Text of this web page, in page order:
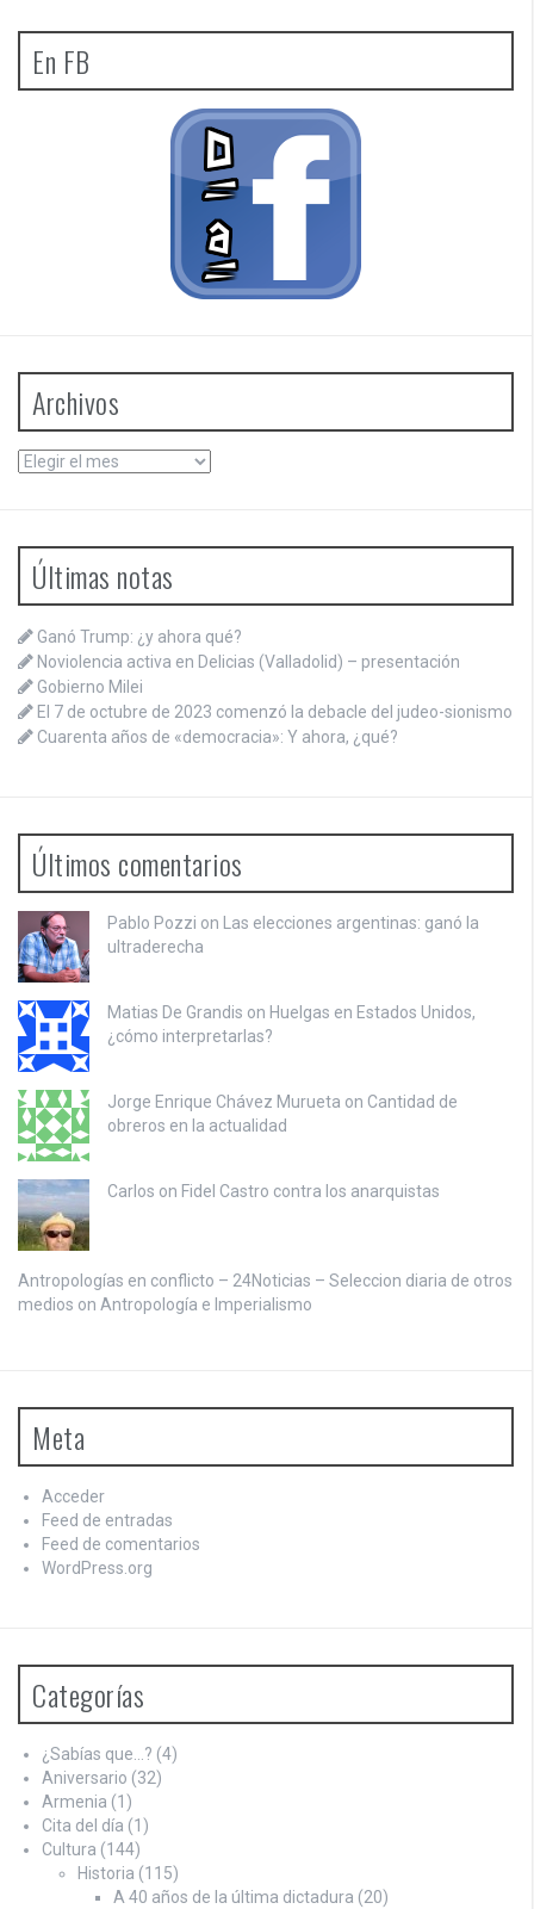
En FB
Archivos
Archivos
Últimas notas
Ganó Trump: ¿y ahora qué?
Noviolencia activa en Delicias (Valladolid) – presentación
Gobierno Milei
El 7 de octubre de 2023 comenzó la debacle del judeo-sionismo
Cuarenta años de «democracia»: Y ahora, ¿qué?
Últimos comentarios
Pablo Pozzi on Las elecciones argentinas: ganó la
ultraderecha
Matias De Grandis on Huelgas en Estados Unidos,
¿cómo interpretarlas?
Jorge Enrique Chávez Murueta on Cantidad de
obreros en la actualidad
Carlos on Fidel Castro contra los anarquistas
Antropologías en conflicto – 24Noticias – Seleccion diaria de otros
medios on Antropología e Imperialismo
Meta
Acceder
Feed de entradas
Feed de comentarios
WordPress.org
Categorías
¿Sabías que…? (4)
Aniversario (32)
Armenia (1)
Cita del día (1)
Cultura (144)
Historia (115)
A 40 años de la última dictadura (20)